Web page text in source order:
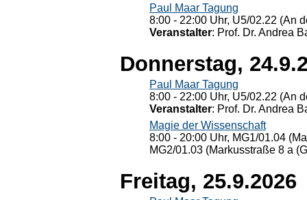
Paul Maar Tagung
8:00 - 22:00 Uhr, U5/02.22 (An
Veranstalter: Prof. Dr. Andrea
Donnerstag,
Paul Maar Tagung
8:00 - 22:00 Uhr, U5/02.22 (An
Veranstalter: Prof. Dr. Andrea
Magie der Wissenschaft
8:00 - 20:00 Uhr, MG1/01.04
MG2/01.03 (Markusstraße 8 a
Freitag, 25.9.2026